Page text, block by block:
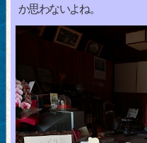
か思わないよね。